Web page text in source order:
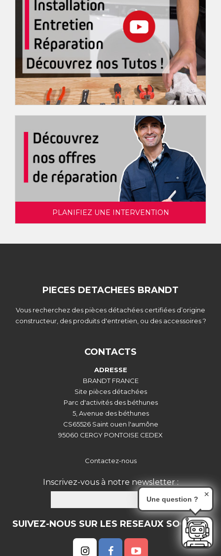
PLANIFIEZ UNE INTERVENTION
PIECES DETACHEES BRANDT
Vous recherchez des pièces détachées certifiées d’origine
constructeur, des produits d'entretien, ou des accessoires ?
CONTACTS
ADRESSE
BRANDT FRANCE
Site pièces détachées
Parc d'activités des béthunes
5, Avenue des béthunes
CS65526 Saint ouen l'aumône
95060 CERGY PONTOISE CEDEX
Contactez-nous
Inscrivez-vous à notre newsletter :
OK
SUIVEZ-NOUS SUR LES RESEAUX SOCIAUX
Une question ?
✕